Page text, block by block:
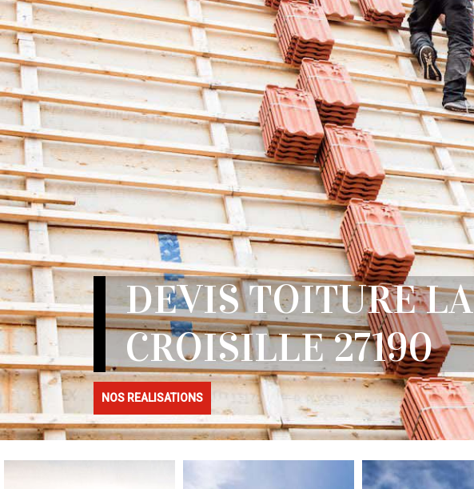
DEVIS TOITURE LA
CROISILLE 27190
NOS REALISATIONS